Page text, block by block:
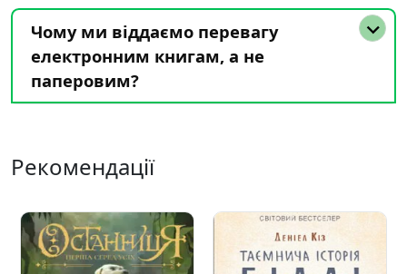
Чому ми віддаємо перевагу
електронним книгам, а не
паперовим?
Рекомендації